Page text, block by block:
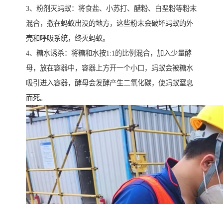
3、粉剂灭蚂蚁：将食盐、小苏打、醋粉、白垩粉等粉末
混合，撒在蚂蚁出没的地方，这些粉末会破坏蚂蚁的外
壳和呼吸系统，终灭蚂蚁。
4、糖水诱杀：将糖和水按1:1的比例混合，加入少量酵
母，放在容器中，容器上方开一个小口，蚂蚁会被糖水
吸引进入容器，酵母会发酵产生二氧化碳，使蚂蚁窒息
而死。